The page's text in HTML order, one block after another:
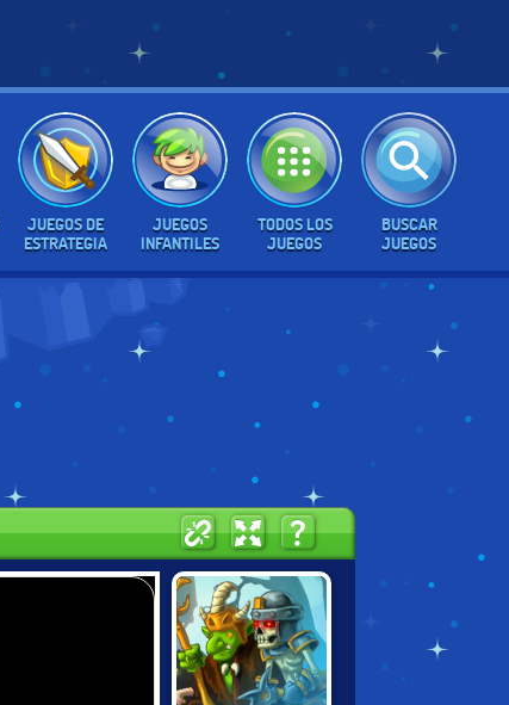
JUEGOS DE
ESTRATEGIA
JUEGOS
INFANTILES
TODOS LOS
JUEGOS
BUSCAR
JUEGOS